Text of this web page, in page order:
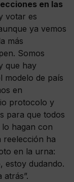
en las
votar es
ya vemos
más
Somos
que hay
modelo de país
en
protocolo y
para que todos
hagan con
reelección ha
en la urna:
estoy dudando.